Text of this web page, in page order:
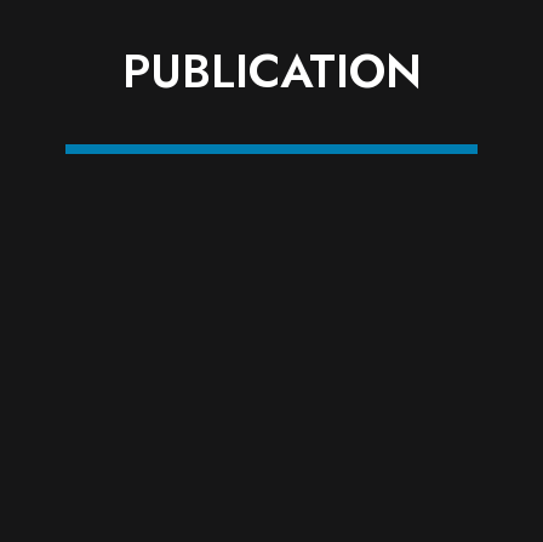
PUBLICATION